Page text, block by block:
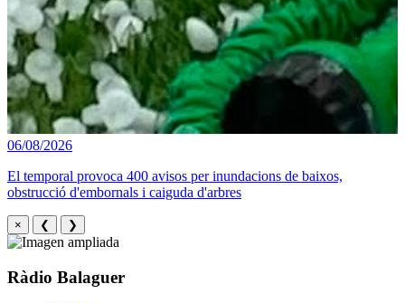
06/08/2026
El temporal provoca 400 avisos per inundacions de baixos,
obstrucció d'embornals i caiguda d'arbres
× ❮ ❯
Ràdio Balaguer